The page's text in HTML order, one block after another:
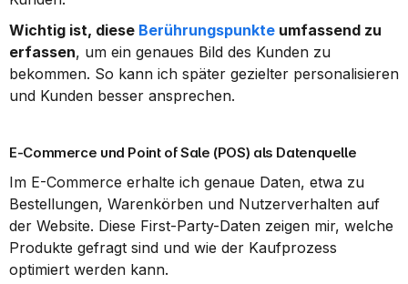
Wichtig ist, diese Berührungspunkte umfassend zu
erfassen, um ein genaues Bild des Kunden zu
bekommen. So kann ich später gezielter personalisieren
und Kunden besser ansprechen.
E-Commerce und Point of Sale (POS) als Datenquelle
Im E-Commerce erhalte ich genaue Daten, etwa zu
Bestellungen, Warenkörben und Nutzerverhalten auf
der Website. Diese First-Party-Daten zeigen mir, welche
Produkte gefragt sind und wie der Kaufprozess
optimiert werden kann.